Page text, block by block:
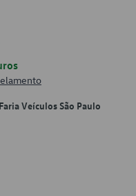
Faria Veículos São Paulo